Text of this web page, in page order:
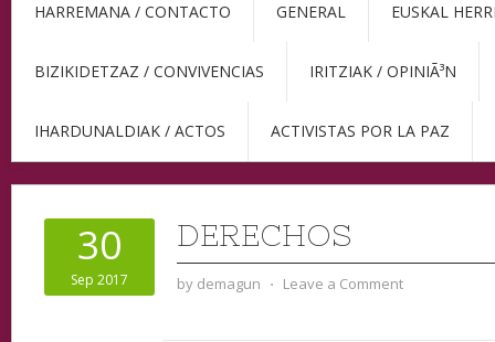
HARREMANA / CONTACTO GENERAL EUSKAL
BIZIKIDETZAZ / CONVIVENCIAS IRITZIAK / OPINIÃ³N
IHARDUNALDIAK / ACTOS ACTIVISTAS POR LA PAZ
30
Sep 2017
DERECHOS
by demagun ⋅ Leave a Comment